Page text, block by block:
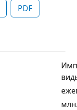
PDF